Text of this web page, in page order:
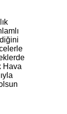
Hava